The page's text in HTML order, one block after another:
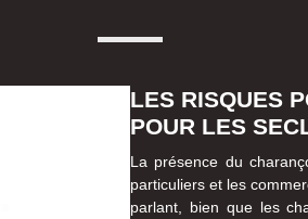
LES RISQUES
POUR LES
La présence du
particuliers et les
parlant, bien que les